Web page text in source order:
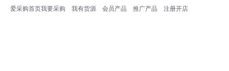
爱采购首页我要采购 我有货源 会员产品 推广产品 注册开店